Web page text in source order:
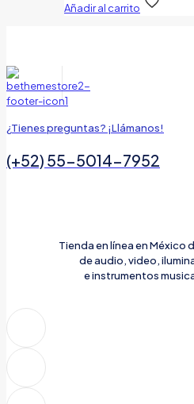
Añadir al carrito
¿Tienes preguntas? ¡Llámanos!
(+52) 55-5014-7952
Tienda en línea en México
de audio, video,
e instrumentos